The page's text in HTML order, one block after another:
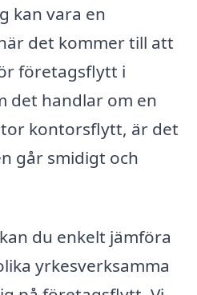
kan vara en
det kommer till att
företagsflytt i
det handlar om en
kontorsflytt, är det
går smidigt och
du enkelt jämföra
yrkesverksamma